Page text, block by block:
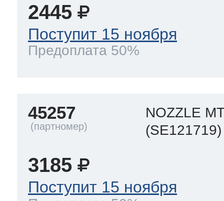
2445
Поступит 15 ноября
Предоплата 50%
45257
NOZZLE
(SE121719)
3185
Поступит 15 ноября